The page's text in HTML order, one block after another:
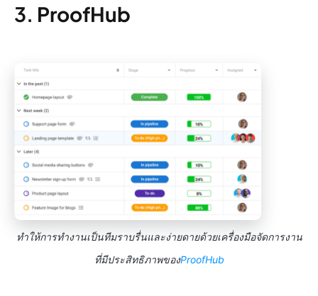
3. ProofHub
ทำให้การทำงานเป็นทีมราบรื่นและง่ายดายด้วยเครื่องมือจัดการงาน
ที่มีประสิทธิภาพของProofHub